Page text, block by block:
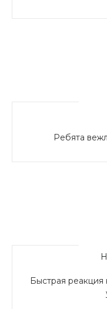
Ребята
Быстрая